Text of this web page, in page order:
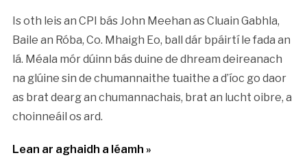
Is oth leis an CPI bás John Meehan as Cluain Gabhla,
Baile an Róba, Co. Mhaigh Eo, ball dár bpáirtí le fada an
lá. Méala mór dúinn bás duine de dhream deireanach
na glúine sin de chumannaithe tuaithe a d’íoc go daor
as brat dearg an chumannachais, brat an lucht oibre, a
choinneáil os ard.
Lean ar aghaidh a léamh »